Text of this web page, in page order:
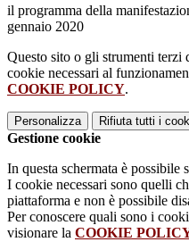
il programma della
gennaio 2020
Questo sito o gli strumenti terzi
cookie necessari al
COOKIE POLICY.
Personalizza Rifiuta tutti i
Gestione cookie
In questa schermata è possibile
I cookie necessari sono quelli
piattaforma e non è possibile
Per conoscere quali sono i
visionare la COOKIE